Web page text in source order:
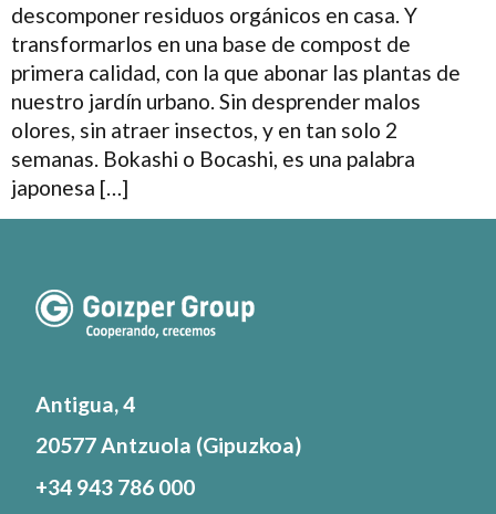
descomponer residuos orgánicos en casa. Y
transformarlos en una base de compost de
primera calidad, con la que abonar las plantas de
nuestro jardín urbano. Sin desprender malos
olores, sin atraer insectos, y en tan solo 2
semanas. Bokashi o Bocashi, es una palabra
japonesa […]
Antigua, 4
20577 Antzuola (Gipuzkoa)
+34 943 786 000